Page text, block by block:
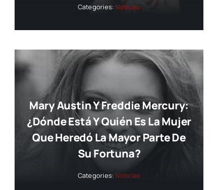
Categories: Noticias
Mary Austin Y Freddie Mercury:
¿dónde Está Y Quién Es La Mujer
Que Heredó La Mayor Parte De
Su Fortuna?
Categories: Noticias